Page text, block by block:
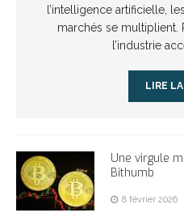
l’intelligence artificielle,
marchés se multiplient.
l’industrie
LIRE
Une virgule
Bithumb
8 février 2026